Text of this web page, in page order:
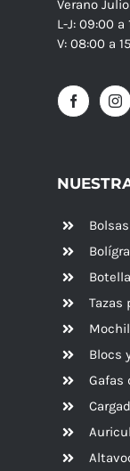
Verano
L-J: 09:00 a
V: 08:00 a
Tazas
Blocs
Gafas